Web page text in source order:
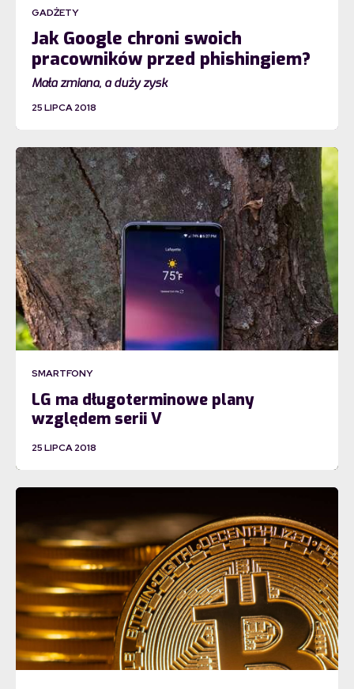
GADŻETY
Jak Google chroni swoich
pracowników przed phishingiem?
Mała zmiana, a duży zysk
25 LIPCA 2018
SMARTFONY
LG ma długoterminowe plany
względem serii V
25 LIPCA 2018